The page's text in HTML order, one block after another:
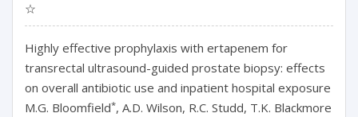
☆
Highly effective prophylaxis with ertapenem for
transrectal ultrasound-guided prostate biopsy: effects
on overall antibiotic use and inpatient hospital exposure
M.G. Bloomfield*, A.D. Wilson, R.C. Studd, T.K. Blackmore